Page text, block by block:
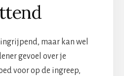
maar kan wel
gevoel over je
voor op de ingreep,